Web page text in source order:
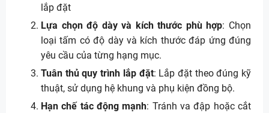
lắp đặt
Lựa chọn độ dày và kích thước phù hợp: Chọn
loại tấm có độ dày và kích thước đáp ứng đúng
yêu cầu của từng hạng mục.
Tuân thủ quy trình lắp đặt: Lắp đặt theo đúng kỹ
thuật, sử dụng hệ khung và phụ kiện đồng bộ.
Hạn chế tác động mạnh: Tránh va đập hoặc cắt